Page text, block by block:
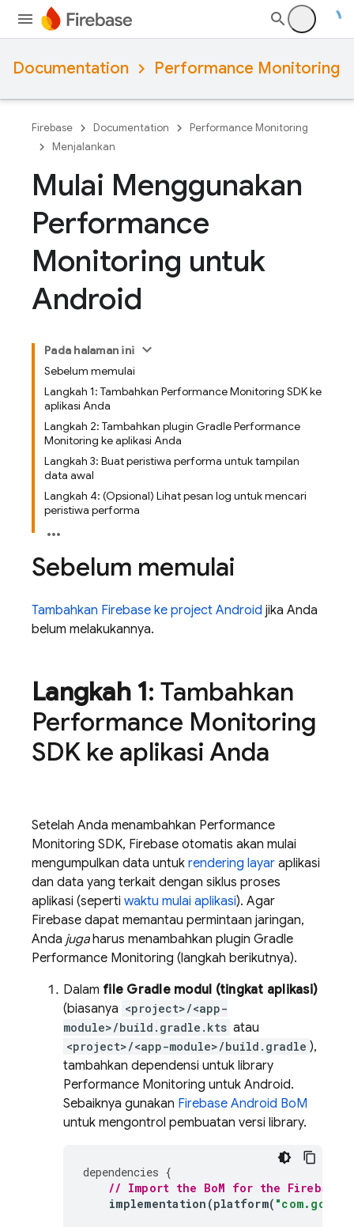
Documentation Performance Monitoring
Firebase Documentation
Performance Monitoring
Menjalankan
Mulai Menggunakan
Performance
Monitoring untuk
Android
Pada halaman ini
Sebelum memulai
Langkah 1: Tambahkan Performance Monitoring SDK ke
aplikasi Anda
Langkah 2: Tambahkan plugin Gradle Performance
Monitoring ke aplikasi Anda
Langkah 3: Buat peristiwa performa untuk tampilan
data awal
Langkah 4: (Opsional) Lihat pesan log untuk mencari
peristiwa performa
Sebelum memulai
Tambahkan Firebase ke project Android jika Anda
belum melakukannya.
Langkah 1: Tambahkan
Performance Monitoring
SDK ke aplikasi Anda
Setelah Anda menambahkan Performance
Monitoring SDK, Firebase otomatis akan mulai
mengumpulkan data untuk rendering layar aplikasi
dan data yang terkait dengan siklus proses
aplikasi (seperti waktu mulai aplikasi). Agar
Firebase dapat memantau permintaan jaringan,
Anda jugaharus menambahkan plugin Gradle
Performance Monitoring (langkah berikutnya).
Dalam file Gradle modul (tingkat aplikasi)
(biasanya <project>/<app-
module>/build.gradle.kts atau
<project>/<app-module>/build.gradle ),
tambahkan dependensi untuk library
Performance Monitoring untuk Android.
Sebaiknya gunakan Firebase Android BoM
untuk mengontrol pembuatan versi library.
dependencies {
// Import the BoM for the Firebase
implementation (platform(